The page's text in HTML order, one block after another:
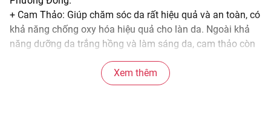
+ Cam Thảo: Giúp chăm sóc da rất hiệu quả và an toàn, có
khả năng chống oxy hóa hiệu quả cho làn da. Ngoài khả
năng dưỡng da trắng hồng và làm sáng da, cam thảo còn
cho thấy khả năng trị mụn, làm mịn da và làm dịu da nhạy
+ Trần Bì: Có tác dụng giảm viêm, chống lỡ loét, chống dị
Xem thêm